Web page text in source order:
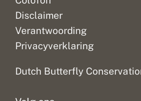
Disclaimer
Verantwoording
Privacyverklaring
Dutch Butterfly